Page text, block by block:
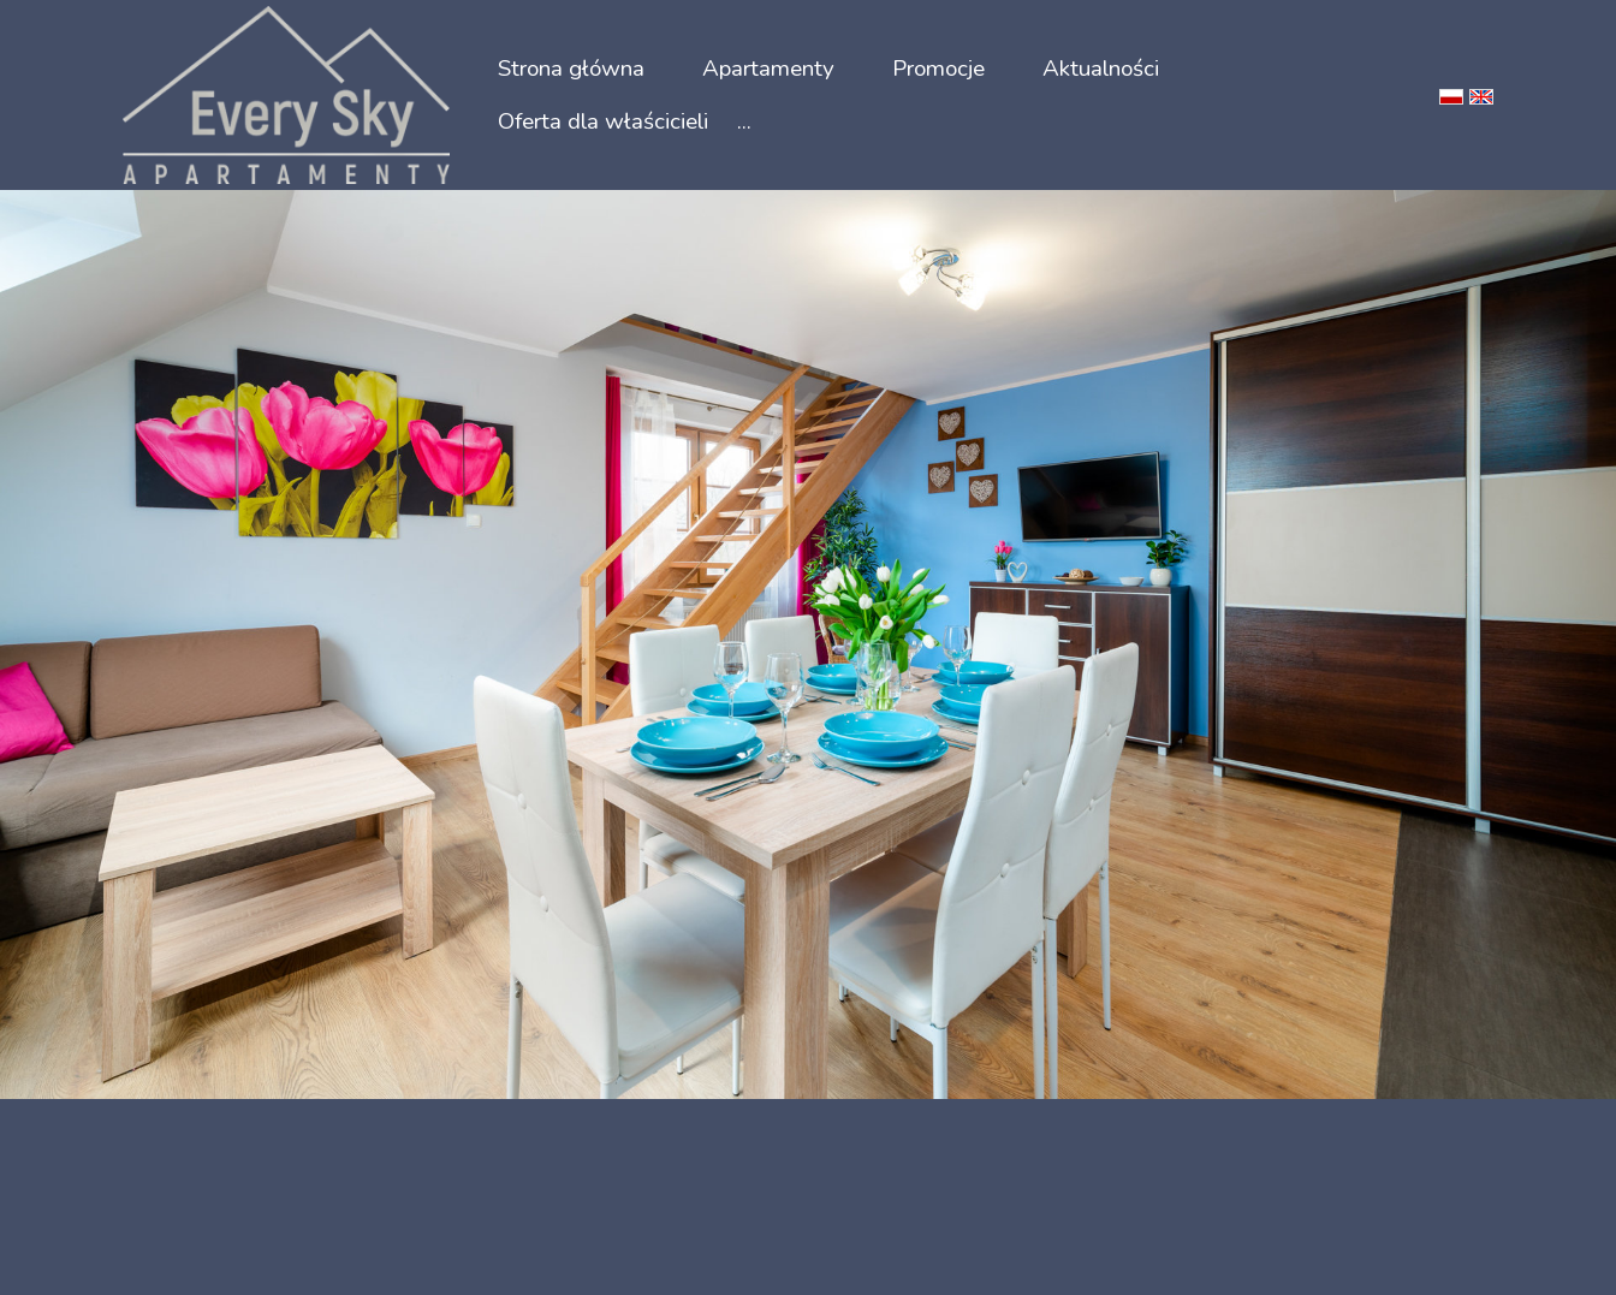
Strona główna Apartamenty Promocje
Aktualności
Oferta dla właścicieli
...